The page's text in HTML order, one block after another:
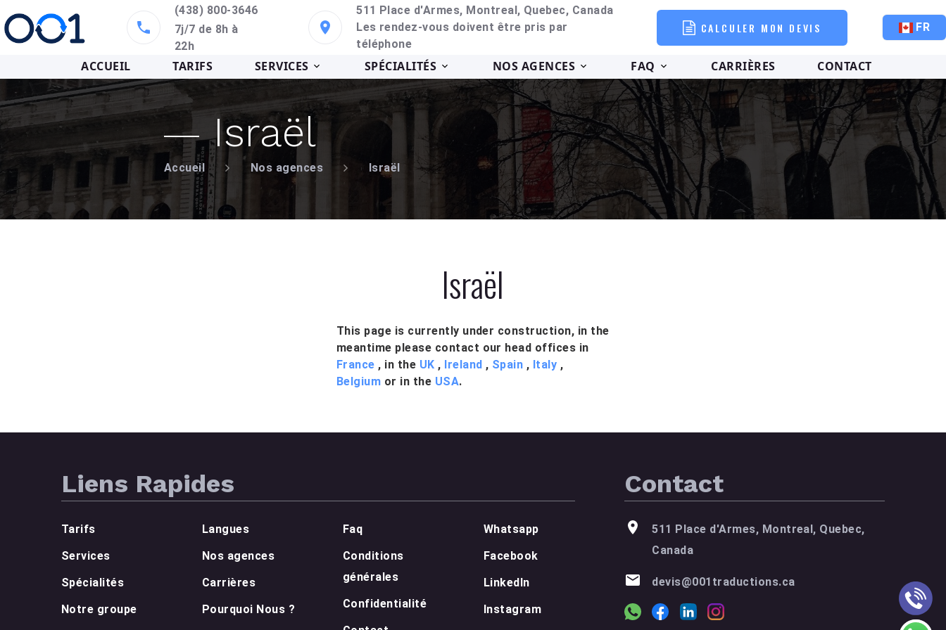
(438) 800-3646
7j/7 de 8h à
22h
511 Place d'Armes, Montreal, Quebec, Canada
Les rendez-vous doivent être pris par
téléphone
CALCULER MON DEVIS FR
ACCUEIL TARIFS SERVICES SPÉCIALITÉS NOS AGENCES FAQ CARRIÈRES CONTACT
Israël
Accueil Nos agences Israël
Israël
This page is currently under construction, in the
meantime please contact our head offices in
France , in the UK , Ireland , Spain , Italy ,
Belgium or in the USA.
Liens Rapides
Tarifs
Services
Spécialités
Notre groupe
Langues
Nos agences
Carrières
Pourquoi Nous ?
Faq
Conditions
générales
Confidentialité
Whatsapp
Facebook
LinkedIn
Instagram
Contact
511 Place d'Armes, Montreal, Quebec,
Canada
devis@001traductions.ca